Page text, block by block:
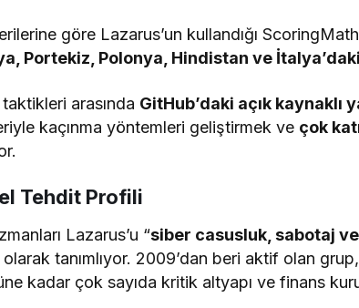
göre Lazarus’un kullandığı
Portekiz, Polonya, Hindistan ve
arasında GitHub’daki açık kaynaklı
kaçınma yöntemleri geliştirmek ve çok
Tehdit Profili
Lazarus’u “siber casusluk, sabotaj
olarak tanımlıyor. 2009’dan beri aktif olan grup,
kadar çok sayıda kritik altyapı ve finans